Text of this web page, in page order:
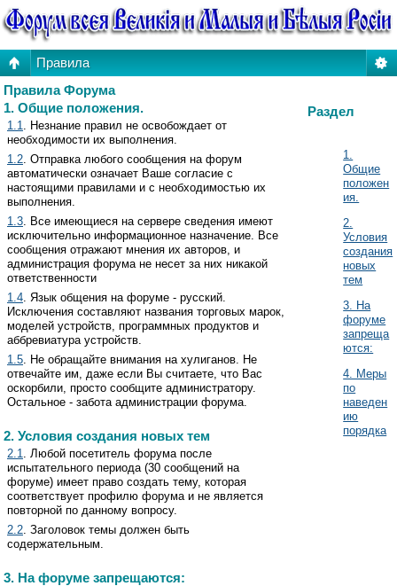
Правила
Правила Форума
Раздел
1.
Общие
положен
ия.
2.
Условия
создания
новых
тем
3. На
форуме
запреща
ются:
4. Меры
по
наведен
ию
порядка
1. Общие положения.
1.1
. Незнание правил не освобождает от
необходимости их выполнения.
1.2 . Отправка любого сообщения на форум
автоматически означает Ваше согласие с
настоящими правилами и с необходимостью их
выполнения.
1.3 . Все имеющиеся на сервере сведения имеют
исключительно информационное назначение. Все
сообщения отражают мнения их авторов, и
администрация форума не несет за них никакой
ответственности
1.4 . Язык общения на форуме - русский.
Исключения составляют названия торговых марок,
моделей устройств, программных продуктов и
аббревиатура устройств.
1.5 . Не обращайте внимания на хулиганов. Не
отвечайте им, даже если Вы считаете, что Вас
оскорбили, просто сообщите администратору.
Остальное - забота администрации форума.
2. Условия создания новых тем
2.1
. Любой посетитель форума после
испытательного периода (30 сообщений на
форуме) имеет право создать тему, которая
соответствует профилю форума и не является
повторной по данному вопросу.
2.2 . Заголовок темы должен быть
содержательным.
3. На форуме запрещаются: